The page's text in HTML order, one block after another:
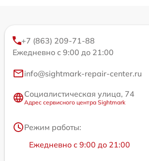
+7 (863) 209-71-88
Ежедневно с 9:00 до 21:00
info@sightmark-repair-center.ru
Социалистическая улица, 74
Адрес сервисного центра Sightmark
Режим работы:
Ежедневно с 9:00 до 21:00